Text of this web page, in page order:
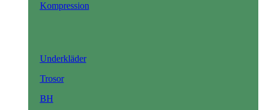
Kompression
Underkläder
Trosor
BH